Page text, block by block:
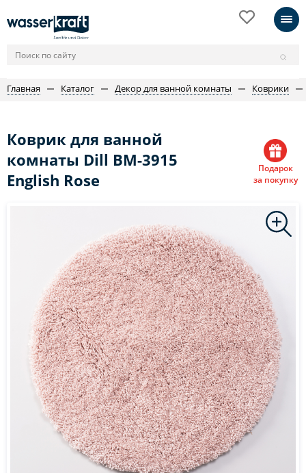
Главная Каталог Декор для ванной комнаты Коврики
Коврик для ванной
комнаты Dill BM-3915
English Rose
Подарок
за покупку